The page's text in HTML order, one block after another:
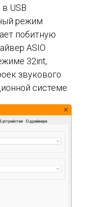
USB
режим
побитную
ASIO
32int,
звукового
системе.